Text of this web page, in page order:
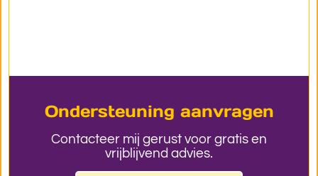
Ondersteuning aanvragen
Contacteer mij gerust voor gratis en
vrijblijvend advies.